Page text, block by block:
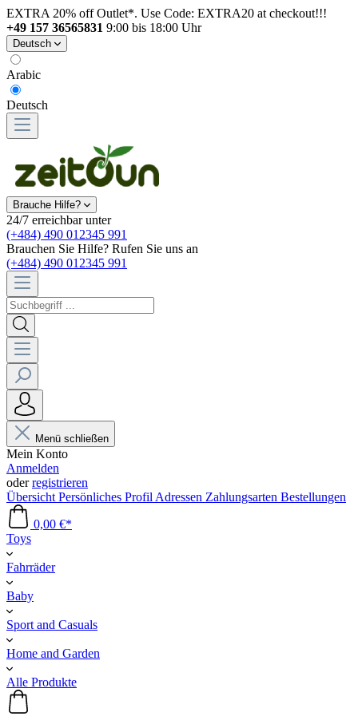
EXTRA 20% off Outlet*. Use Code: EXTRA20 at checkout!!!
+49 157 36565831 9:00 bis 18:00 Uhr
Deutsch
Arabic
Deutsch
Brauche Hilfe?
24/7 erreichbar unter
(+484) 490 012345 991
Brauchen Sie Hilfe? Rufen Sie uns an
(+484) 490 012345 991
Menü schließen
Mein Konto
Anmelden
oderregistrieren
Übersicht Persönliches Profil Adressen Zahlungsarten Bestellungen
0,00 €*
Toys
Fahrräder
Baby
Sport and Casuals
Home and Garden
Alle Produkte